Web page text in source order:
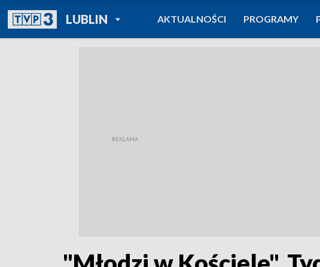
LUBLINPOWRÓT DO
TVP REGIONY
AKTUALNOŚCI PROGRAMY